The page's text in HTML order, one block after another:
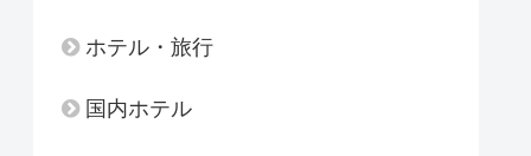
ホテル・旅行
国内ホテル